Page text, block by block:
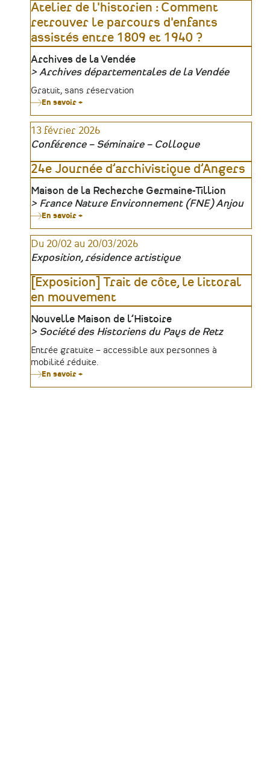
Atelier de l'historien : Comment
retrouver le parcours d'enfants
assistés entre 1809 et 1940 ?
Lieu
Archives de la Vendée
Organisateur
Archives départementales de la Vendée
Tarifs
Gratuit, sans réservation
En savoir +
de
l'historien
Comment
le
parcours
assistés
entre
1940
?
13 février 2026
Conférence – Séminaire – Colloque
24e Journée d’archivistique d’Angers
Lieu
Maison de la Recherche Germaine-Tillion
Organisateur
France Nature Environnement (FNE) Anjou
En savoir +
Journée
d’archivistique
d’Angers
Du 20/02 au 20/03/2026
Exposition, résidence artistique
[Exposition] Trait de côte, le littoral
en mouvement
Lieu
Nouvelle Maison de l’Histoire
Organisateur
Société des Historiens du Pays de Retz
Tarifs
Entrée gratuite – accessible aux personnes à
mobilité réduite.
En savoir +